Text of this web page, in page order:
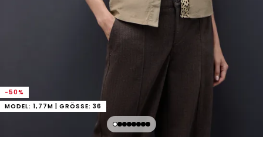
-50%
MODEL: 1,77M | GRÖSSE: 36